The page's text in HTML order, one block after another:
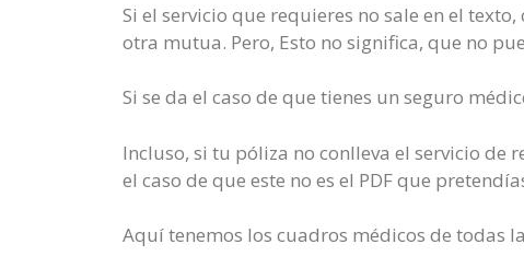
Si el servicio que requieres no sale en el
otra mutua. Pero, Esto no significa, que no
Si se da el caso de que tienes un seguro
Incluso, si tu póliza no conlleva el servicio de
el caso de que este no es el PDF que
Aquí tenemos los cuadros médicos de todas